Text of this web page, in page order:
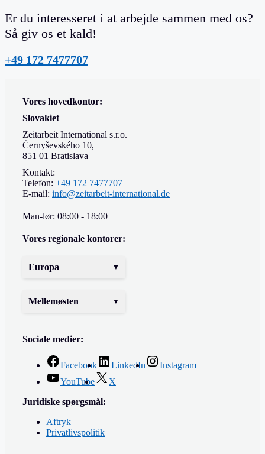
Er du interesseret i at arbejde sammen med os?
Så giv os et kald!
+49 172 7477707
Vores hovedkontor:
Slovakiet
Zeitarbeit International s.r.o.
Černyševského 10,
851 01 Bratislava
Kontakt:
Telefon: +49 172 7477707
E-mail: info@zeitarbeit-international.de
Man-lør: 08:00 - 18:00
Vores regionale kontorer:
Europa
Mellemøsten
Sociale medier:
Facebook LinkedIn
Instagram
YouTube
X
Juridiske spørgsmål:
Aftryk
Privatlivspolitik